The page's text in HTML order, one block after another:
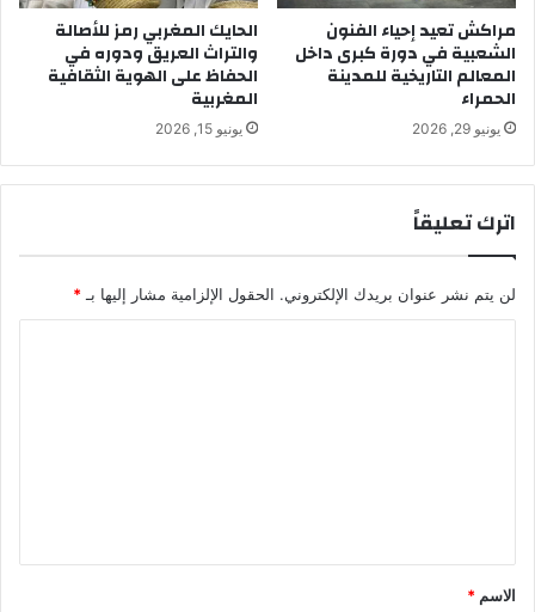
ت
د
ا
د
ل
و
ا
ل
ر
ا
ل
ت
ن
ف
ل
ا
مراكش تعيد إحياء الفنون
الشعبية في دورة كبرى داخل
المعالم التاريخية للمدينة
الحمراء
يونيو 29, 2026
الحايك المغربي رمز للأصالة
والتراث العريق ودوره في
الحفاظ على الهوية الثقافية
المغربية
يونيو 15, 2026
اترك تعليقاً
لن يتم نشر عنوان بريدك الإلكتروني. الحقول الإلزامية مشار إليها بـ *
*
الاسم *